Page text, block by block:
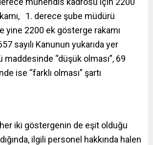
1. derece şube müdürü
yine 2200 ek gösterge rakamı
sayılı Kanunun yukarıda yer
“düşük olması”, 69
ise “farklı olması” şartı
iki göstergenin de eşit olduğu
ilgili personel hakkında halen